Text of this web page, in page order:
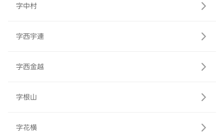
字中村
字西宇連
字西金越
字根山
字花横